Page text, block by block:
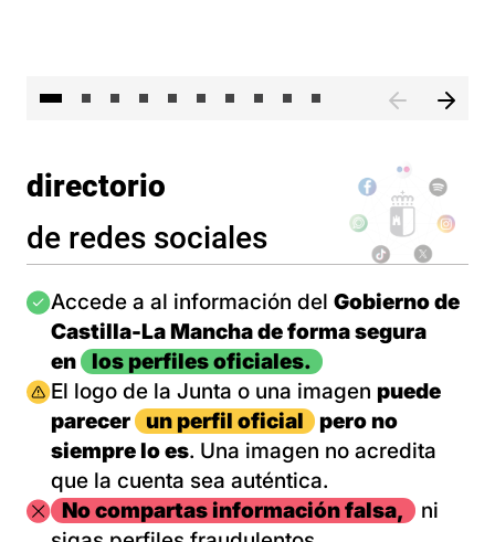
directorio
de redes sociales
Imagen
Accede a al información del Gobierno de
Castilla-La Mancha de forma segura
en
los perfiles oficiales.
Imagen
El logo de la Junta o una imagen puede
parecer
un perfil oficial
pero no
siempre lo es. Una imagen no acredita
que la cuenta sea auténtica.
ImagenNo compartas información falsa,
ni